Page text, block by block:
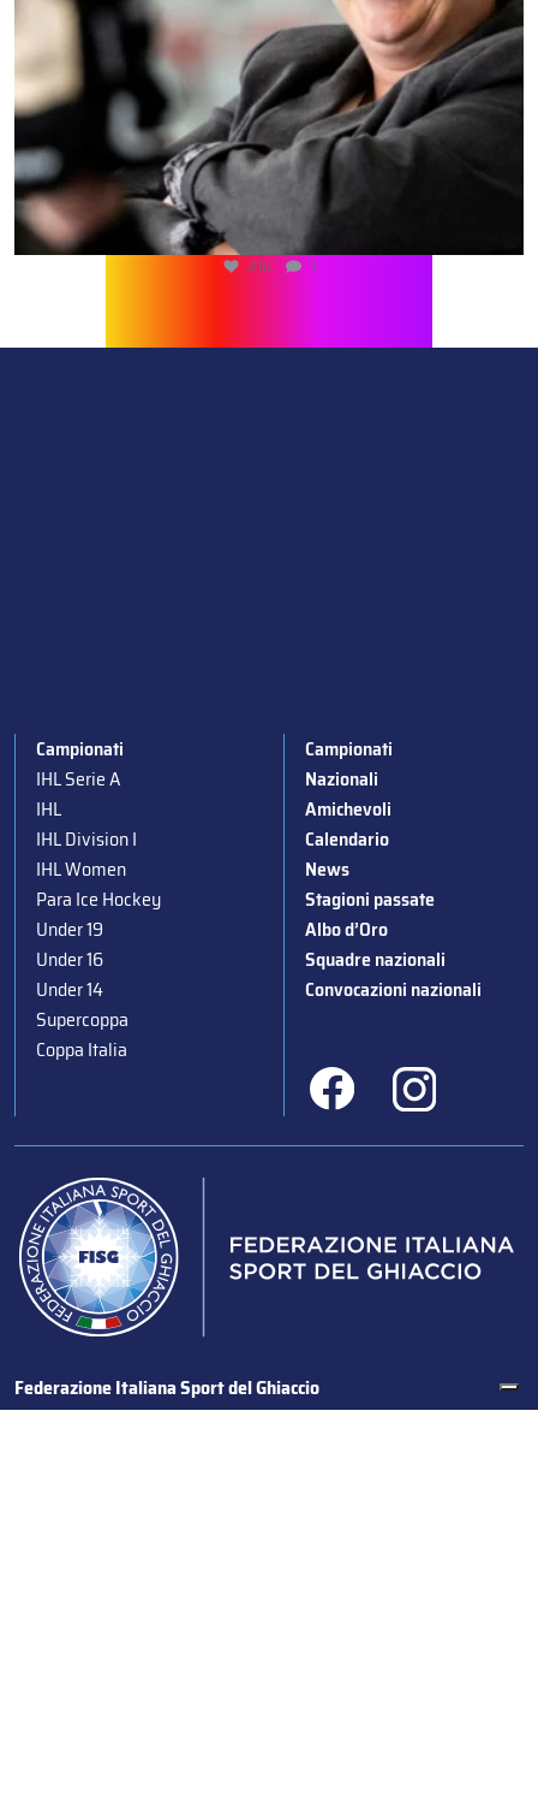
216 1
Campionati
IHL Serie A
IHL
IHL Division I
IHL Women
Para Ice Hockey
Under 19
Under 16
Under 14
Supercoppa
Coppa Italia
Campionati
Nazionali
Amichevoli
Calendario
News
Stagioni passate
Albo d’Oro
Squadre nazionali
Convocazioni nazionali
Federazione Italiana Sport del Ghiaccio
© 2024